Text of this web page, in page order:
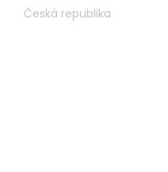
Česká republika